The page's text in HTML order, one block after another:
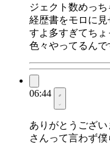
ジェクト数めっ
経歴書をモロに
すよ多すぎてち
色々やってるん
06:44
ありがとうござ
さんって言わず